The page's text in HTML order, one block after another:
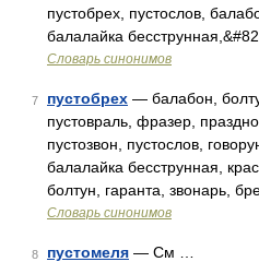
пустобрех, пустослов,
балалайка
Словарь синонимов
7 пустобрех — балабон,
пустовраль, фразер,
пустозвон, пустослов,
балалайка бесструнная,
болтун, гаранта, звонарь,
Словарь синонимов
8 пустомеля — См …